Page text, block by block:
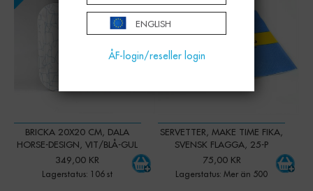
BRICKA 20X20 CM, DALA
HORSE-DESIGN, VIT/BLÅ-GUL
349,00 KR
Lagerstatus: 106 st
SERVETTER, MAKE TIME FIKA,
SVENSK FLAGGA, 25-P
75,00 KR
Lagerstatus: Mer än 500
ENGLISH
ÅF-login/reseller login